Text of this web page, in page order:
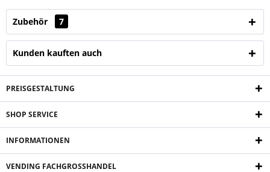
Zubehör 7
Kunden kauften auch
PREISGESTALTUNG
SHOP SERVICE
INFORMATIONEN
VENDING FACHGROSSHANDEL